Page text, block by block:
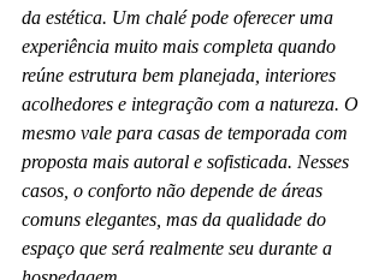
da estética. Um chalé pode oferecer uma
experiência muito mais completa quando
reúne estrutura bem planejada, interiores
acolhedores e integração com a natureza. O
mesmo vale para casas de temporada com
proposta mais autoral e sofisticada. Nesses
casos, o conforto não depende de áreas
comuns elegantes, mas da qualidade do
espaço que será realmente seu durante a